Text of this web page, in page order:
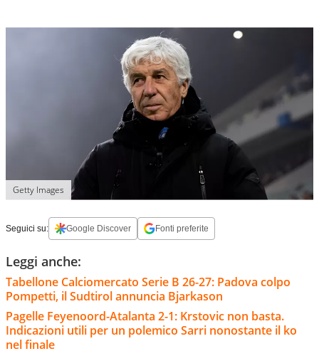
Getty Images
Seguici su: Google Discover Fonti preferite
Leggi anche:
Tabellone Calciomercato Serie B 26-27: Padova colpo
Pompetti, il Sudtirol annuncia Bjarkason
Pagelle Feyenoord-Atalanta 2-1: Krstovic non basta.
Indicazioni utili per un polemico Sarri nonostante il ko
nel finale